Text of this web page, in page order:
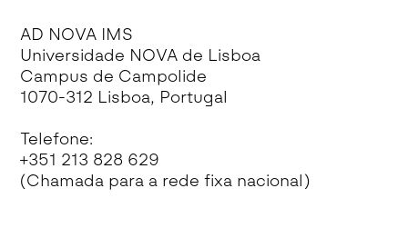
AD NOVA IMS
Universidade NOVA de Lisboa
Campus de Campolide
1070-312 Lisboa, Portugal
Telefone:
+351 213 828 629
(Chamada para a rede fixa nacional)